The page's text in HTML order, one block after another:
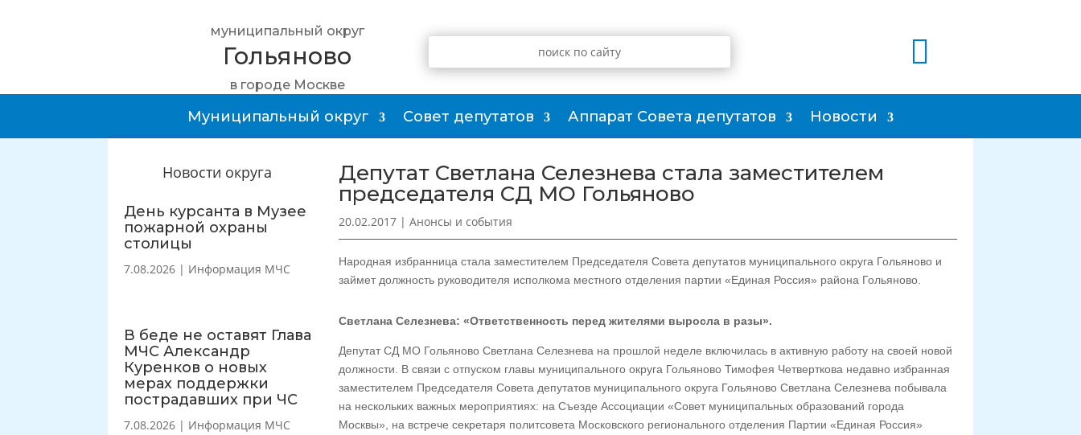
муниципальный округ
Гольяново
в городе Москве

Муниципальный округ Совет депутатов Аппарат Совета депутатов Новости
Новости округа
День курсанта в Музее
пожарной охраны
столицы
7.08.2026 | Информация МЧС
В беде не оставят Глава
МЧС Александр
Куренков о новых
мерах поддержки
пострадавших при ЧС
7.08.2026 | Информация МЧС
Депутат Светлана Селезнева стала заместителем
председателя СД МО Гольяново
20.02.2017| Анонсы и события
Народная избранница стала заместителем Председателя Совета депутатов муниципального округа Гольяново и
займет должность руководителя исполкома местного отделения партии «Единая Россия» района Гольяново.
Светлана Селезнева: «Ответственность перед жителями выросла в разы».
Депутат СД МО Гольяново Светлана Селезнева на прошлой неделе включилась в активную работу на своей новой
должности. В связи с отпуском главы муниципального округа Гольяново Тимофея Четверткова недавно избранная
заместителем Председателя Совета депутатов муниципального округа Гольяново Светлана Селезнева побывала
на нескольких важных мероприятиях: на Съезде Ассоциации «Совет муниципальных образований города
Москвы», на встрече секретаря политсовета Московского регионального отделения Партии «Единая Россия»